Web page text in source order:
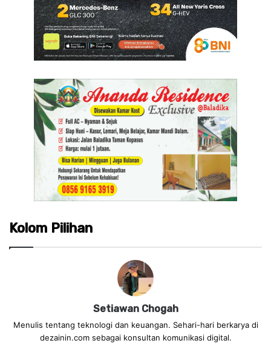
Kolom Pilihan
Setiawan Chogah
Menulis tentang teknologi dan keuangan. Sehari-hari berkarya di
dezainin.com sebagai konsultan komunikasi digital.